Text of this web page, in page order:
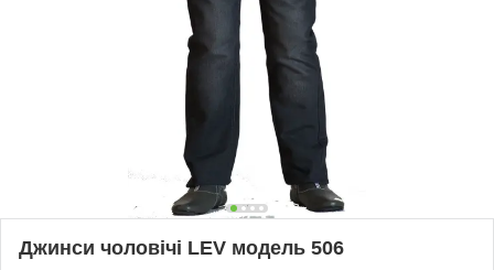
Джинси чоловічі LEV модель 506